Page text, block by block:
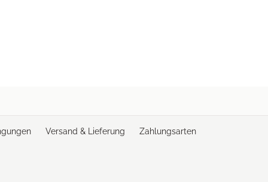
Versand & Lieferung Zahlungsarten